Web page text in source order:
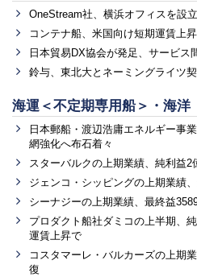
OneStream社、横浜オフィスを設立
コンテナ船、米国向け短期運賃上
日本貿易DX協会が発足、サービス
鈴与、東北大とネーミングライツ
海運＜不定期専用船＞・海洋
日本郵船・渡辺浩庸エネルギー事
網強化へ布石着々
スターバルクの上期業績、純利益2
ジェンコ・シッピングの上期業績
シーナジーの上期業績、最終益
プロダクト船社ダミコの上半期、
運賃上昇で
コスタマーレ・バルカーズの上期
復